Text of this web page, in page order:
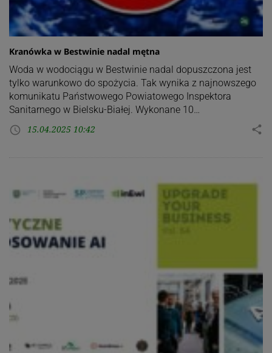
Kranówka w Bestwinie nadal mętna
Woda w wodociągu w Bestwinie nadal dopuszczona jest
tylko warunkowo do spożycia. Tak wynika z najnowszego
komunikatu Państwowego Powiatowego Inspektora
Sanitarnego w Bielsku-Białej. Wykonane 10…
access_time 15.04.2025 10:42 share